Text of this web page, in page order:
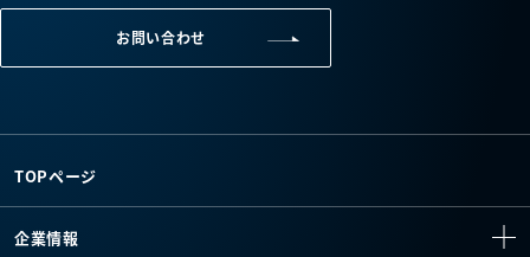
お問い合わせ
TOPページ
企業情報